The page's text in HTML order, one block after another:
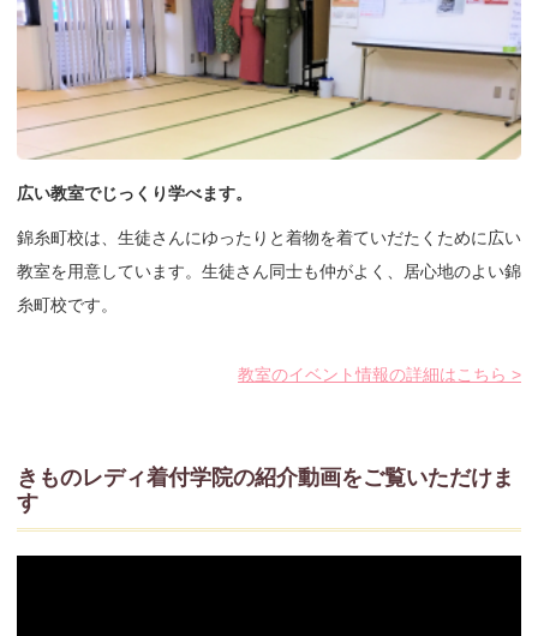
広い教室でじっくり学べます。
錦糸町校は、生徒さんにゆったりと着物を着ていだたくために広い
教室を用意しています。生徒さん同士も仲がよく、居心地のよい錦
糸町校です。
教室のイベント情報の詳細はこちら >
きものレディ着付学院の紹介動画をご覧いただけま
す